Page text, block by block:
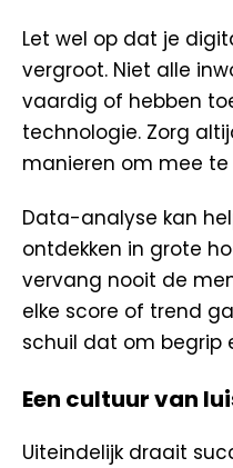
Let wel op dat je
vergroot. Niet alle
vaardig of hebben
technologie. Zorg
manieren om mee
Data-analyse kan
ontdekken in grote
vervang nooit de
elke score of trend
schuil dat om begrip
Een cultuur van
Uiteindelijk draait